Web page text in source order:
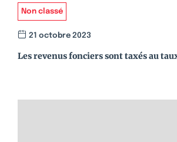
Non classé
21 octobre 2023
Les revenus fonciers sont taxés au